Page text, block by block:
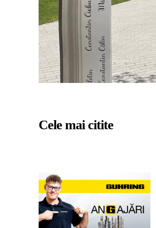
Cele mai citite